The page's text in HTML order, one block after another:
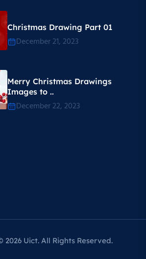
Christmas Drawing Part 01
December 21, 2023
Merry Christmas Drawings
Images to ..
December 22, 2023
2026 Uict. All Rights Reserved.